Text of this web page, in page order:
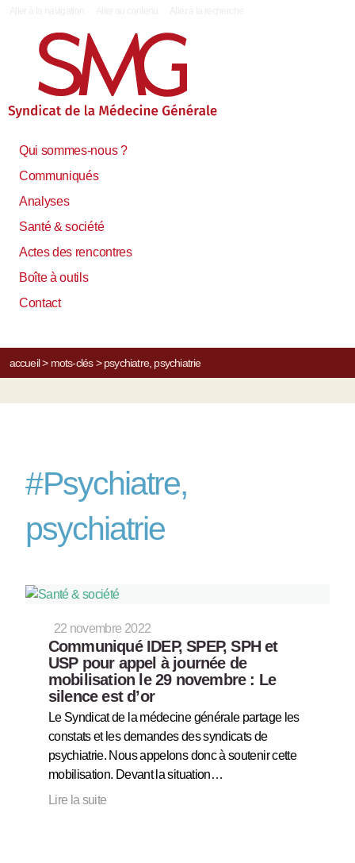
Qui sommes-nous ?
Communiqués
Analyses
Santé & société
Actes des rencontres
Boîte à outils
Contact
accueil> mots-clés> psychiatre, psychiatrie
#Psychiatre,
psychiatrie
22 novembre 2022
Communiqué IDEP, SPEP, SPH et
USP pour appel à journée de
mobilisation le 29 novembre : Le
silence est d’or
Le Syndicat de la médecine générale partage les
constats et les demandes des syndicats de
psychiatrie. Nous appelons donc à soutenir cette
mobilisation. Devant la situation…
Lire la suite